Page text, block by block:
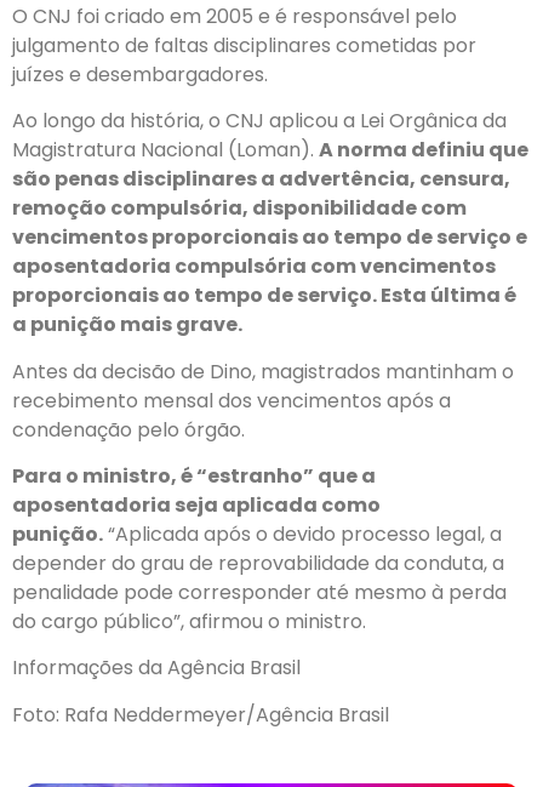
O CNJ foi criado em 2005 e é responsável pelo
julgamento de faltas disciplinares cometidas por
juízes e desembargadores.
Ao longo da história, o CNJ aplicou a Lei Orgânica da
Magistratura Nacional (Loman). A norma definiu que
são penas disciplinares a advertência, censura,
remoção compulsória, disponibilidade com
vencimentos proporcionais ao tempo de serviço e
aposentadoria compulsória com vencimentos
proporcionais ao tempo de serviço. Esta última é
a punição mais grave.
Antes da decisão de Dino, magistrados mantinham o
recebimento mensal dos vencimentos após a
condenação pelo órgão.
Para o ministro, é “estranho” que a
aposentadoria seja aplicada como
punição.“Aplicada após o devido processo legal, a
depender do grau de reprovabilidade da conduta, a
penalidade pode corresponder até mesmo à perda
do cargo público”, afirmou o ministro.
Informações da Agência Brasil
Foto: Rafa Neddermeyer/Agência Brasil